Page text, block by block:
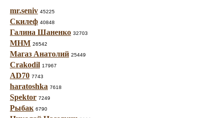
mr.seniv 45225
Скилеф 40848
Галина Шаненко 32703
МНМ 26542
Магаз Анатолий 25449
Crakodil 17967
AD70 7743
haratoshka 7618
Spektor 7249
Рыбак 6790